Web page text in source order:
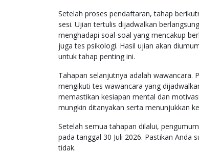
Setelah proses pendaftaran, tahap
sesi. Ujian tertulis dijadwalkan
menghadapi soal-soal yang mencakup
juga tes psikologi. Hasil ujian akan
untuk tahap penting ini.
Tahapan selanjutnya adalah wawancara.
mengikuti tes wawancara yang
memastikan kesiapan mental dan
mungkin ditanyakan serta menunjukkan
Setelah semua tahapan dilalui,
pada tanggal 30 Juli 2026. Pastikan Anda
tidak.